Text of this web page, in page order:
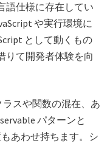
語仕様に存在してい
や実行環境に
として動くもの
りて開発者体験を向
スや関数の混在、あ
パターンと
あわせ持ちます。シ